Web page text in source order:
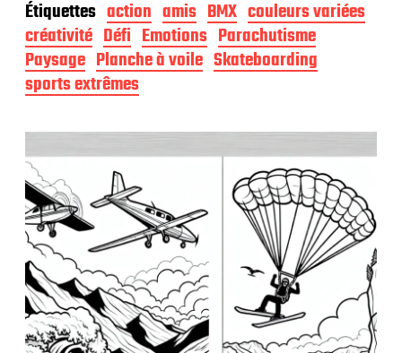
e
d
e
p
u
b
i
c
a
t
i
o
n
Étiquettes action amis BMX couleurs variées
créativité Défi Emotions Parachutisme
Paysage Planche à voile Skateboarding
sports extrêmes